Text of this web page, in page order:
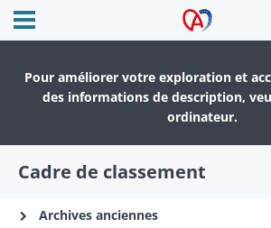
Archives Alsace -
Ouvrir le menu déroulant
Pour améliorer votre exploration et
des informations de description,
ordinateur.
Cadre de classement
Archives anciennes